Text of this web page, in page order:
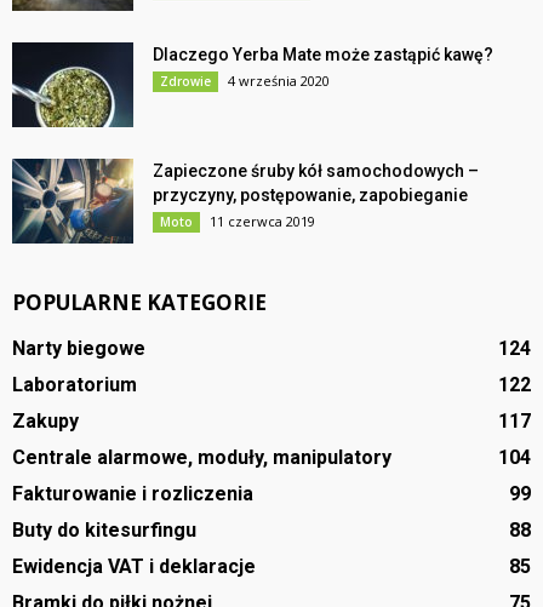
Dlaczego Yerba Mate może zastąpić kawę?
Zdrowie 4 września 2020
Zapieczone śruby kół samochodowych –
przyczyny, postępowanie, zapobieganie
Moto 11 czerwca 2019
POPULARNE KATEGORIE
Narty biegowe
124
Laboratorium
122
Zakupy
117
Centrale alarmowe, moduły, manipulatory
104
Fakturowanie i rozliczenia
99
Buty do kitesurfingu
88
Ewidencja VAT i deklaracje
85